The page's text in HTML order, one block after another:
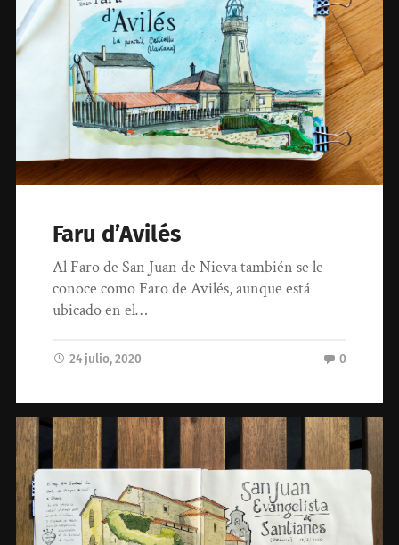
Faru d’Avilés
Al Faro de San Juan de Nieva también se le
conoce como Faro de Avilés, aunque está
ubicado en el…
24 julio, 2020 0